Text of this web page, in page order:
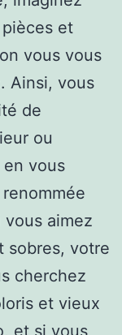
et
vous vous
Ainsi, vous
de
ou
vous
aimez
sobres, votre
cherchez
et vieux
et si vous